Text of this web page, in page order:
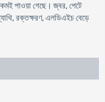
কমই পাওয়া গেছে। জ্বর, পেটে
রক্তক্ষরণ, এলডিএইচ বেড়ে